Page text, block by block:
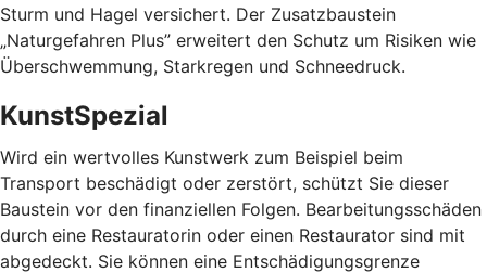
Sturm und Hagel versichert. Der Zusatzbaustein
„Naturgefahren Plus” erweitert den Schutz um Risiken wie
Überschwemmung, Starkregen und Schneedruck.
KunstSpezial
Wird ein wertvolles Kunstwerk zum Beispiel beim
Transport beschädigt oder zerstört, schützt Sie dieser
Baustein vor den finanziellen Folgen. Bearbeitungsschäden
durch eine Restauratorin oder einen Restaurator sind mit
abgedeckt. Sie können eine Entschädigungsgrenze